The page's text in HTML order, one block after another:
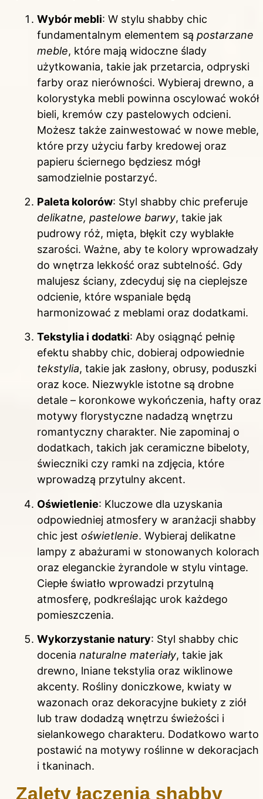
Wybór mebli: W stylu shabby chic
fundamentalnym elementem są postarzane
meble, które mają widoczne ślady
użytkowania, takie jak przetarcia, odpryski
farby oraz nierówności. Wybieraj drewno, a
kolorystyka mebli powinna oscylować wokół
bieli, kremów czy pastelowych odcieni.
Możesz także zainwestować w nowe meble,
które przy użyciu farby kredowej oraz
papieru ściernego będziesz mógł
samodzielnie postarzyć.
Paleta kolorów: Styl shabby chic preferuje
delikatne, pastelowe barwy, takie jak
pudrowy róż, mięta, błękit czy wyblakłe
szarości. Ważne, aby te kolory wprowadzały
do wnętrza lekkość oraz subtelność. Gdy
malujesz ściany, zdecyduj się na cieplejsze
odcienie, które wspaniale będą
harmonizować z meblami oraz dodatkami.
Tekstylia i dodatki: Aby osiągnąć pełnię
efektu shabby chic, dobieraj odpowiednie
tekstylia, takie jak zasłony, obrusy, poduszki
oraz koce. Niezwykle istotne są drobne
detale – koronkowe wykończenia, hafty oraz
motywy florystyczne nadadzą wnętrzu
romantyczny charakter. Nie zapominaj o
dodatkach, takich jak ceramiczne bibeloty,
świeczniki czy ramki na zdjęcia, które
wprowadzą przytulny akcent.
Oświetlenie: Kluczowe dla uzyskania
odpowiedniej atmosfery w aranżacji shabby
chic jest oświetlenie. Wybieraj delikatne
lampy z abażurami w stonowanych kolorach
oraz eleganckie żyrandole w stylu vintage.
Ciepłe światło wprowadzi przytulną
atmosferę, podkreślając urok każdego
pomieszczenia.
Wykorzystanie natury: Styl shabby chic
docenia naturalne materiały, takie jak
drewno, lniane tekstylia oraz wiklinowe
akcenty. Rośliny doniczkowe, kwiaty w
wazonach oraz dekoracyjne bukiety z ziół
lub traw dodadzą wnętrzu świeżości i
sielankowego charakteru. Dodatkowo warto
postawić na motywy roślinne w dekoracjach
i tkaninach.
Zalety łączenia shabby